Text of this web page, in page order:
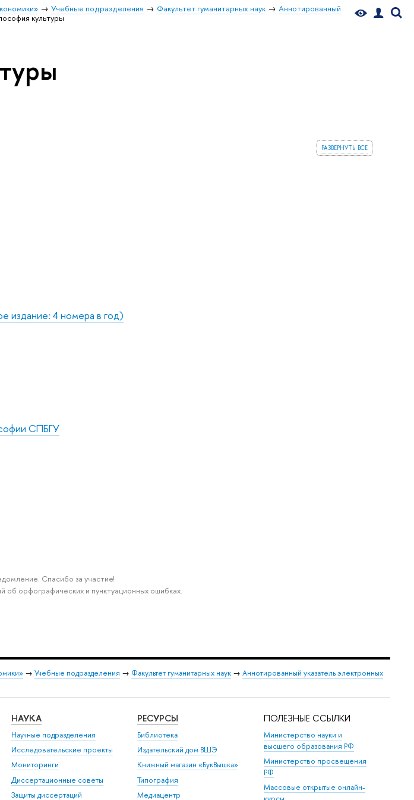
Учебные подразделения Факультет гуманитарных наук
Аннотированный
культуры
развернуть все
издание: 4 номера в год)
СПБГУ
Спасибо за участие!
орфографических и пунктуационных ошибках.
→ Учебные подразделения → Факультет гуманитарных наук → Аннотированный указатель электронных
НАУКА
Научные подразделения
Исследовательские проекты
Мониторинги
Диссертационные советы
Защиты диссертаций
РЕСУРСЫ
Библиотека
Издательский дом ВШЭ
Книжный магазин «БукВышка»
Типография
Медиацентр
ПОЛЕЗНЫЕ ССЫЛКИ
Министерство науки и
высшего образования РФ
Министерство просвещения
РФ
Массовые открытые онлайн-